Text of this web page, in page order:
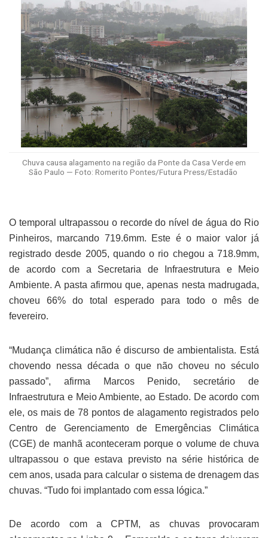
Chuva causa alagamento na região da Ponte da Casa Verde em
São Paulo — Foto: Romerito Pontes/Futura Press/Estadão
O temporal ultrapassou o recorde do nível de água do Rio
Pinheiros, marcando 719.6mm. Este é o maior valor já
registrado desde 2005, quando o rio chegou a 718.9mm,
de acordo com a Secretaria de Infraestrutura e Meio
Ambiente. A pasta afirmou que, apenas nesta madrugada,
choveu 66% do total esperado para todo o mês de
fevereiro.
“Mudança climática não é discurso de ambientalista. Está
chovendo nessa década o que não choveu no século
passado”, afirma
Marcos Penido, secretário de
Infraestrutura e Meio Ambiente, ao Estado. De acordo com
ele, os mais de 78 pontos de alagamento registrados pelo
Centro de Gerenciamento de Emergências Climática
(CGE) de manhã aconteceram porque o volume de chuva
ultrapassou o que estava previsto na série histórica de
cem anos, usada para calcular o sistema de drenagem das
chuvas. “Tudo foi implantado com essa lógica.”
De acordo com a CPTM, as chuvas provocaram